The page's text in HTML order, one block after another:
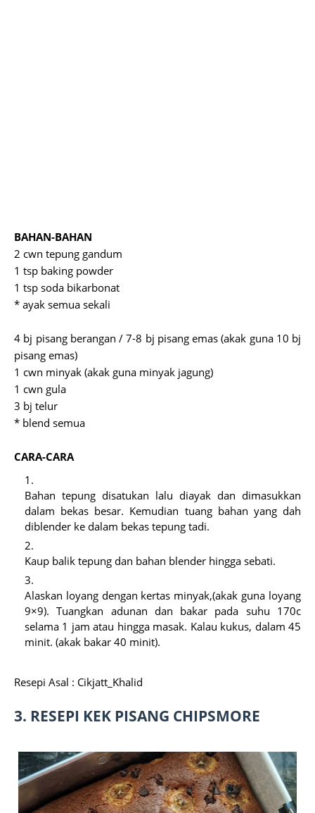
BAHAN-BAHAN
2 cwn tepung gandum
1 tsp baking powder
1 tsp soda bikarbonat
* ayak semua sekali
4 bj pisang berangan / 7-8 bj pisang emas (akak guna 10 bj
pisang emas)
1 cwn minyak (akak guna minyak jagung)
1 cwn gula
3 bj telur
* blend semua
CARA-CARA
Bahan tepung disatukan lalu diayak dan dimasukkan
dalam bekas besar. Kemudian tuang bahan yang dah
diblender ke dalam bekas tepung tadi.
Kaup balik tepung dan bahan blender hingga sebati.
Alaskan loyang dengan kertas minyak,(akak guna loyang
9×9). Tuangkan adunan dan bakar pada suhu 170c
selama 1 jam atau hingga masak. Kalau kukus, dalam 45
minit. (akak bakar 40 minit).
Resepi Asal : Cikjatt_Khalid
3. RESEPI KEK PISANG CHIPSMORE